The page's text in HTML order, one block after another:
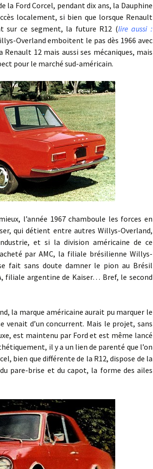
Corcel, pendant dix ans, la Dauphine
localement, si bien que lorsque Renault
sur ce segment, la future R12 (lire aussi :
Overland emboitent le pas dès 1966 avec
12 mais aussi ses mécaniques, mais
pour le marché sud-américain.
1967 chamboule les forces en
qui détient entre autres Willys-Overland,
et si la division américaine de ce
par AMC, la filiale brésilienne Willys-
fait sans doute damner le pion au Brésil
filiale argentine de Kaiser… Bref, le second
marque américaine aurait pu marquer le
d’un concurrent. Mais le projet, sans
est maintenu par Ford et est même lancé
il y a un lien de parenté que l’on
bien que différente de la R12, dispose de la
pare-brise et du capot, la forme des ailes